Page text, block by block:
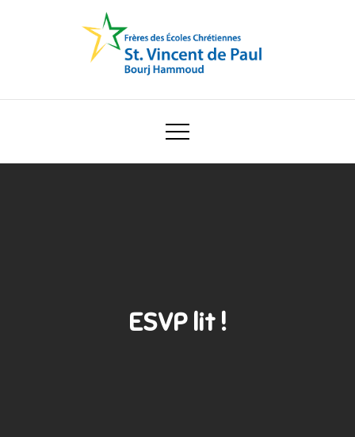
Ecole Saint Vincent de Paul
ESVP lit !